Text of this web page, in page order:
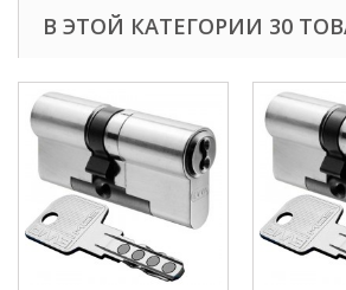
В ЭТОЙ КАТЕГОРИИ 30